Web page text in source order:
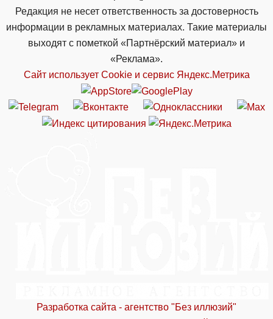
Редакция не несет ответственность за достоверность
информации в рекламных материалах. Такие материалы
выходят с пометкой «Партнёрский материал» и
«Реклама».
Сайт использует Cookie и сервиc Яндекс.Метрика
Разработка сайта - агентство "Без иллюзий"